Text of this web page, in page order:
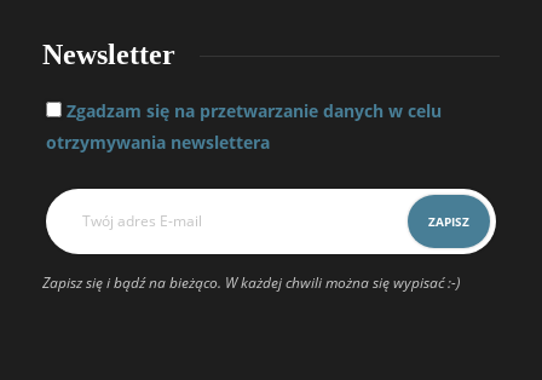
Newsletter
Zgadzam się na przetwarzanie danych w celu
otrzymywania newslettera
Zapisz się i bądź na bieżąco. W każdej chwili można się wypisać :-)